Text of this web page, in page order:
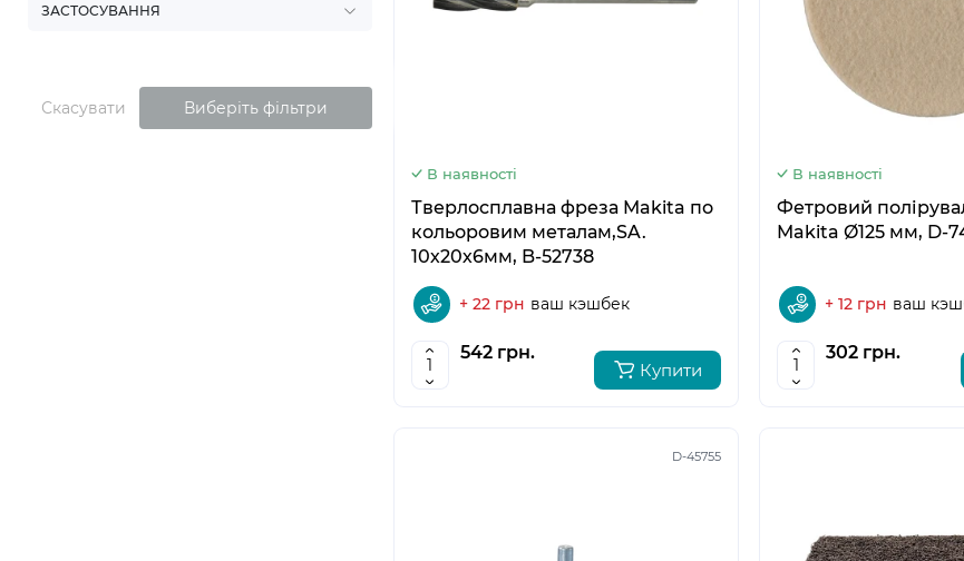
ЗАСТОСУВАННЯ
Скасувати Виберіть фільтри
В наявності
Тверлосплавна фреза Makita по
кольоровим металам,SA.
10х20х6мм, B-52738
+ 22 грн ваш кэшбек
542 грн.
Купити
В наявності
Фетровий
Makita Ø125 мм, D-
+ 12 грн ваш
302 грн.
D-45755